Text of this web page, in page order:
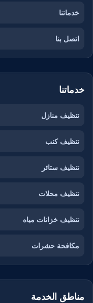
خدماتنا
اتصل بنا
خدماتنا
تنظيف منازل
تنظيف كنب
تنظيف ستائر
تنظيف محلات
تنظيف خزانات مياه
مكافحة حشرات
مناطق الخدمة